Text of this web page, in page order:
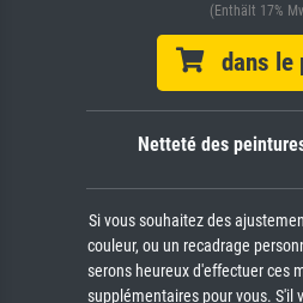
(Enthält 17%
dans le
Netteté des
Si vous souhaitez des
couleur, ou un recadrage
serons heureux d'effectuer ces
supplémentaires pour vous. S'il